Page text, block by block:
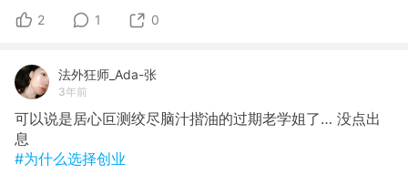
2 1 0
法外狂师_Ada-张
3年前
可以说是居心叵测绞尽脑汁揩油的过期老学姐了… 没点出
息
#为什么选择创业